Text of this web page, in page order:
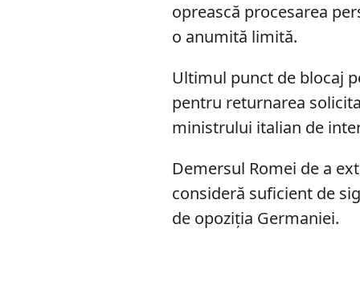
oprească procesarea
o anumită limită.
Ultimul punct de blocaj
pentru returnarea
ministrului italian de
Demersul Romei de a
consideră suficient de
de opoziția Germaniei.